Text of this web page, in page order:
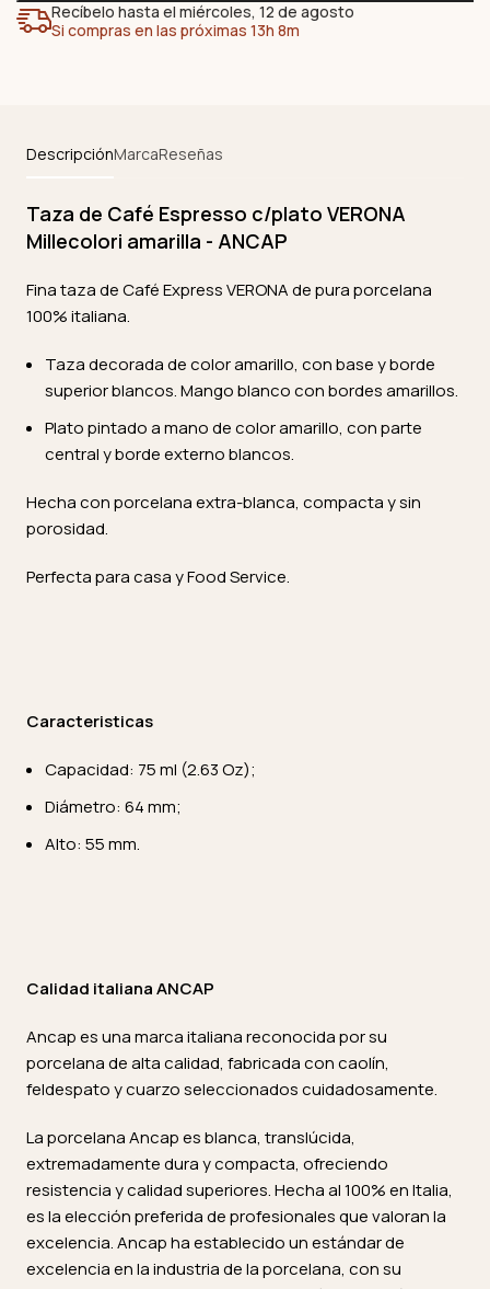
Recíbelo hasta el miércoles, 12 de agosto
Si compras en las próximas 13h 8m
DescripciónMarcaReseñas
Taza de Café Espresso c/plato VERONA
Millecolori amarilla - ANCAP
Fina taza de Café Express VERONA de pura porcelana
100% italiana.
Taza decorada de color amarillo, con base y borde
superior blancos. Mango blanco con bordes amarillos.
Plato pintado a mano de color amarillo, con parte
central y borde externo blancos.
Hecha con porcelana extra-blanca, compacta y sin
porosidad.
Perfecta para casa y Food Service.
Caracteristicas
Capacidad: 75 ml (2.63 Oz);
Diámetro: 64 mm;
Alto: 55 mm.
Calidad italiana ANCAP
Ancap es una marca italiana reconocida por su
porcelana de alta calidad, fabricada con caolín,
feldespato y cuarzo seleccionados cuidadosamente.
La porcelana Ancap es blanca, translúcida,
extremadamente dura y compacta, ofreciendo
resistencia y calidad superiores. Hecha al 100% en Italia,
es la elección preferida de profesionales que valoran la
excelencia. Ancap ha establecido un estándar de
excelencia en la industria de la porcelana, con su